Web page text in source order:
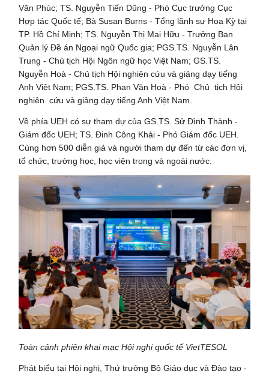
Văn Phúc; TS. Nguyễn Tiến Dũng - Phó Cục trưởng Cục
Hợp tác Quốc tế; Bà Susan Burns - Tổng lãnh sự Hoa Kỳ tại
TP. Hồ Chí Minh; TS. Nguyễn Thị Mai Hữu - Trưởng Ban
Quản lý Đề án Ngoại ngữ Quốc gia; PGS.TS. Nguyễn Lân
Trung - Chủ tịch Hội Ngôn ngữ học Việt Nam; GS.TS.
Nguyễn Hoà - Chủ tịch Hội nghiên cứu và giảng dạy tiếng
Anh Việt Nam; PGS.TS. Phan Văn Hoà - Phó Chủ tịch Hội
nghiên cứu và giảng dạy tiếng Anh Việt Nam.
Về phía UEH có sự tham dự của GS.TS. Sử Đình Thành -
Giám đốc UEH; TS. Đinh Công Khải - Phó Giám đốc UEH.
Cùng hơn 500 diễn giả và người tham dự đến từ các đơn vị,
tổ chức, trường học, học viện trong và ngoài nước.
Toàn cảnh phiên khai mạc Hội nghị quốc tế VietTESOL
Phát biểu tại Hội nghị, Thứ trưởng Bộ Giáo dục và Đào tạo -